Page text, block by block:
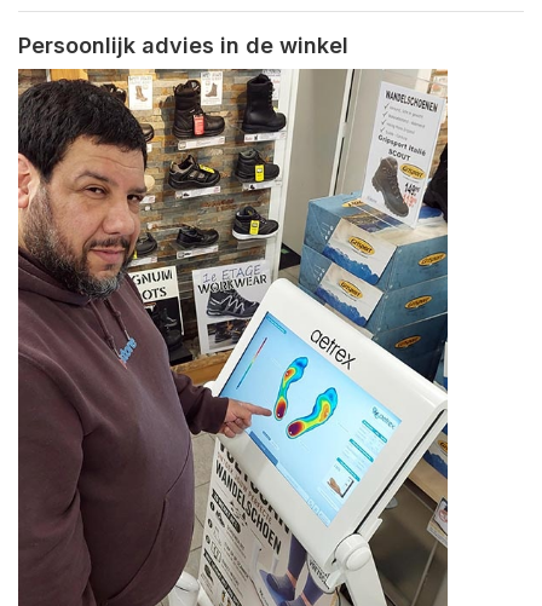
Persoonlijk advies in de winkel